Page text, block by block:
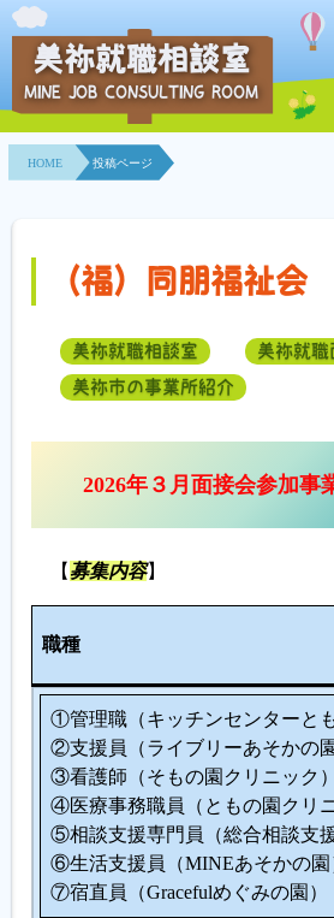
HOME
事業所紹介
相談室とは？
利用者の声
求人情報検索
美祢就職相談室
MINE JOB CONSULTING ROOM
HOME 投稿ページ
（福）同朋福祉会
美祢就職相談室
美祢就職
美祢市の事業所紹介
2026年３月面接会参加事
【 募集内容】
職種
①管理職（キッチンセンターとも
②支援員（ライブリーあそかの園
③看護師（そもの園クリニック）
④医療事務職員（ともの園クリニ
⑤相談支援専門員（総合相談支
⑥生活支援員（MINEあそかの園
⑦宿直員（Gracefulめぐみの園）